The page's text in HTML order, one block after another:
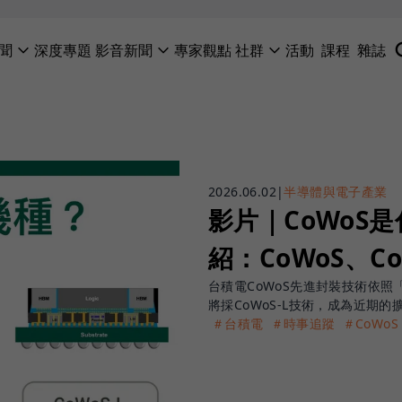
深度專題 影音新聞 專家觀點社群 活動 課程 雜誌
2026.06.02|半導體與電子產業
影片｜CoWoS
紹：CoWoS、
台積電CoWoS先進封裝技術依
將採CoWoS-L技術，成為近期的
＃台積電
＃時事追蹤 ＃CoWoS